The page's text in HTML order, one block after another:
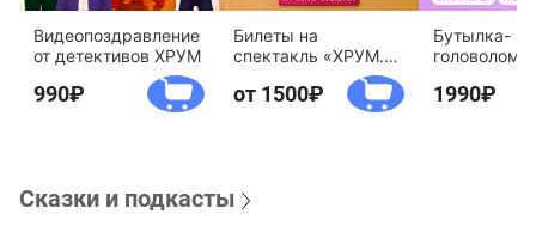
Видеопоздравление
от детективов ХРУМ
990
Билеты на
спектакль «ХРУМ.
Осторожно, Чудо-
Юдо!»
от 1500
Бутылка-
агентство
1990
Сказки и подкасты